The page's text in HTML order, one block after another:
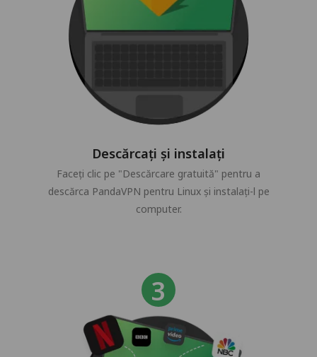
Descărcați și instalați
Faceți clic pe "Descărcare gratuită" pentru a
descărca PandaVPN pentru Linux și instalați-l pe
computer.